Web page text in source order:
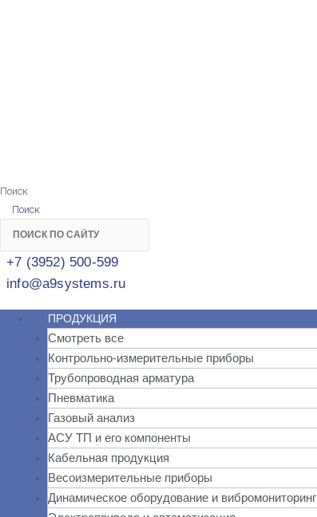
Поиск
Поиск
+7 (3952) 500-599
info@a9systems.ru
ПРОДУКЦИЯ
Смотреть все
Контрольно-измерительные приборы
Трубопроводная арматура
Пневматика
Газовый анализ
АСУ ТП и его компоненты
Кабельная продукция
Весоизмерительные приборы
Динамическое оборудование и вибромониторинг